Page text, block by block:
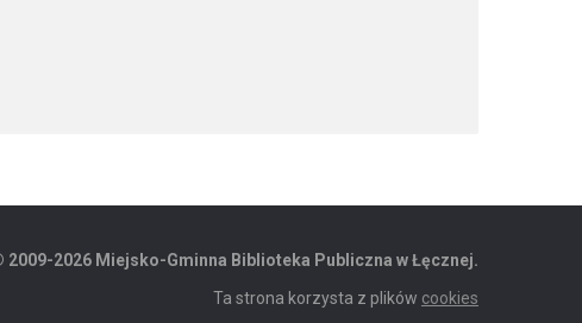
2009-2026 Miejsko-Gminna Biblioteka Publiczna w Łęcznej.
Ta strona korzysta z plików cookies